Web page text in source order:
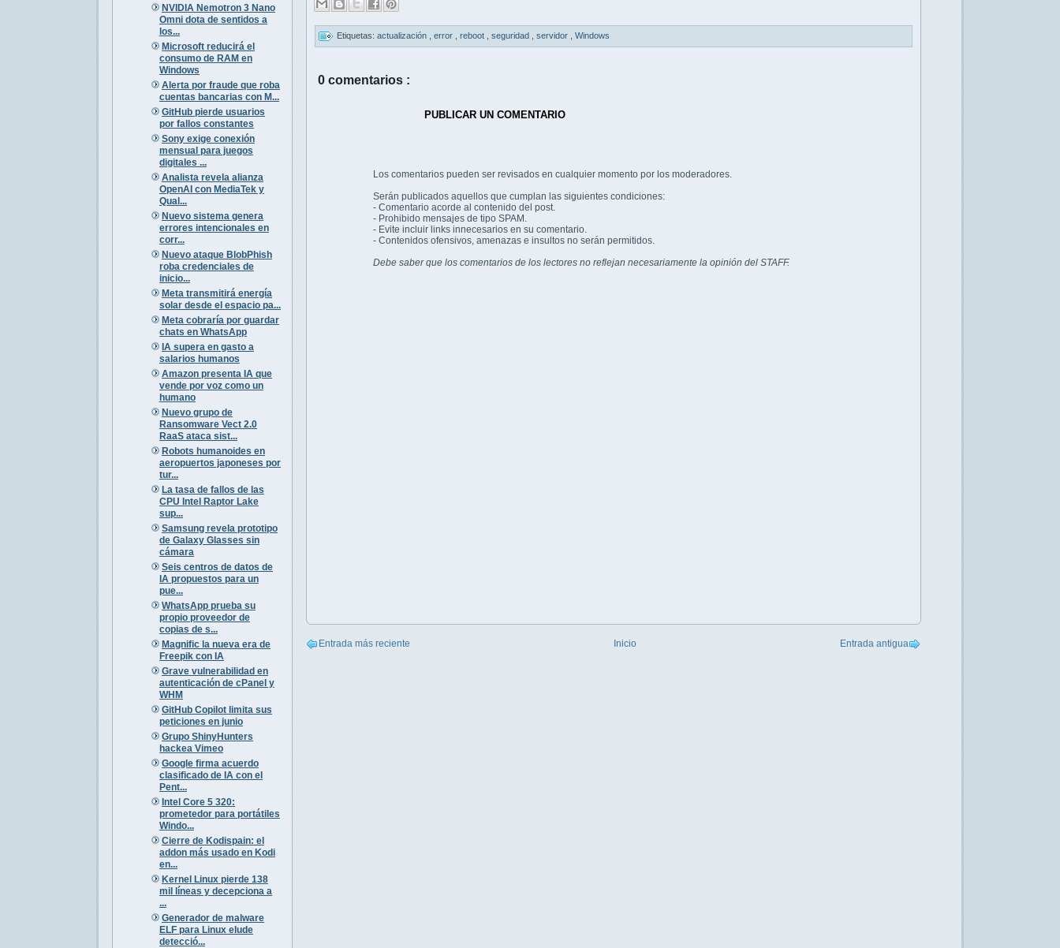
NVIDIA Nemotron 3 Nano
Omni dota de sentidos a
los...
Microsoft reducirá el
consumo de RAM en
Windows
Alerta por fraude que roba
cuentas bancarias con M...
GitHub pierde usuarios
por fallos constantes
Sony exige conexión
mensual para juegos
digitales ...
Analista revela alianza
OpenAI con MediaTek y
Qual...
Nuevo sistema genera
errores intencionales en
corr...
Nuevo ataque BlobPhish
roba credenciales de
inicio...
Meta transmitirá energía
solar desde el espacio pa...
Meta cobraría por guardar
chats en WhatsApp
IA supera en gasto a
salarios humanos
Amazon presenta IA que
vende por voz como un
humano
Nuevo grupo de
Ransomware Vect 2.0
RaaS ataca sist...
Robots humanoides en
aeropuertos japoneses por
tur...
La tasa de fallos de las
CPU Intel Raptor Lake
sup...
Samsung revela prototipo
de Galaxy Glasses sin
cámara
Seis centros de datos de
IA propuestos para un
pue...
WhatsApp prueba su
propio proveedor de
copias de s...
Magnific la nueva era de
Freepik con IA
Grave vulnerabilidad en
autenticación de cPanel y
WHM
GitHub Copilot limita sus
peticiones en junio
Grupo ShinyHunters
hackea Vimeo
Google firma acuerdo
clasificado de IA con el
Pent...
Intel Core 5 320:
prometedor para portátiles
Windo...
Cierre de Kodispain: el
addon más usado en Kodi
en...
Kernel Linux pierde 138
mil líneas y decepciona a
...
Generador de malware
ELF para Linux elude
detecció...
Etiquetas: actualización error reboot seguridad servidor Windows
0 comentarios :
PUBLICAR UN COMENTARIO
Los comentarios pueden ser revisados en cualquier momento por los moderadores.
Serán publicados aquellos que cumplan las siguientes condiciones:
- Comentario acorde al contenido del post.
- Prohibido mensajes de tipo SPAM.
- Evite incluir links innecesarios en su comentario.
- Contenidos ofensivos, amenazas e insultos no serán permitidos.
Debe saber que los comentarios de los lectores no reflejan necesariamente la opinión del STAFF.
Entrada más reciente Entrada antigua
Inicio